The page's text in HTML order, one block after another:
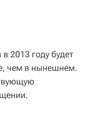
2013 году будет
чем в нынешнем.